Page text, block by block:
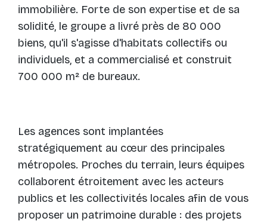
immobilière. Forte de son expertise et de sa
solidité, le groupe a livré près de 80 000
biens, qu'il s'agisse d'habitats collectifs ou
individuels, et a commercialisé et construit
700 000 m² de bureaux.
Les agences sont implantées
stratégiquement au cœur des principales
métropoles. Proches du terrain, leurs équipes
collaborent étroitement avec les acteurs
publics et les collectivités locales afin de vous
proposer un patrimoine durable : des projets